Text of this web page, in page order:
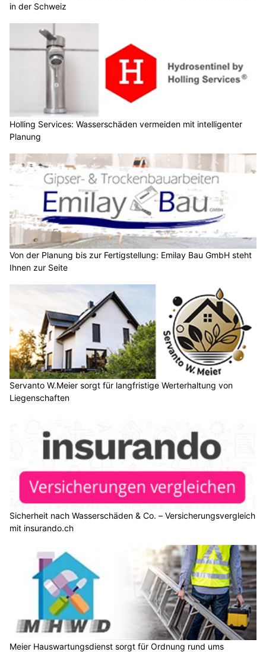
in der Schweiz
Holling Services: Wasserschäden vermeiden mit intelligenter
Planung
Von der Planung bis zur Fertigstellung: Emilay Bau GmbH steht
Ihnen zur Seite
Servanto W.Meier sorgt für langfristige Werterhaltung von
Liegenschaften
Sicherheit nach Wasserschäden & Co. – Versicherungsvergleich
mit insurando.ch
Meier Hauswartungsdienst sorgt für Ordnung rund ums